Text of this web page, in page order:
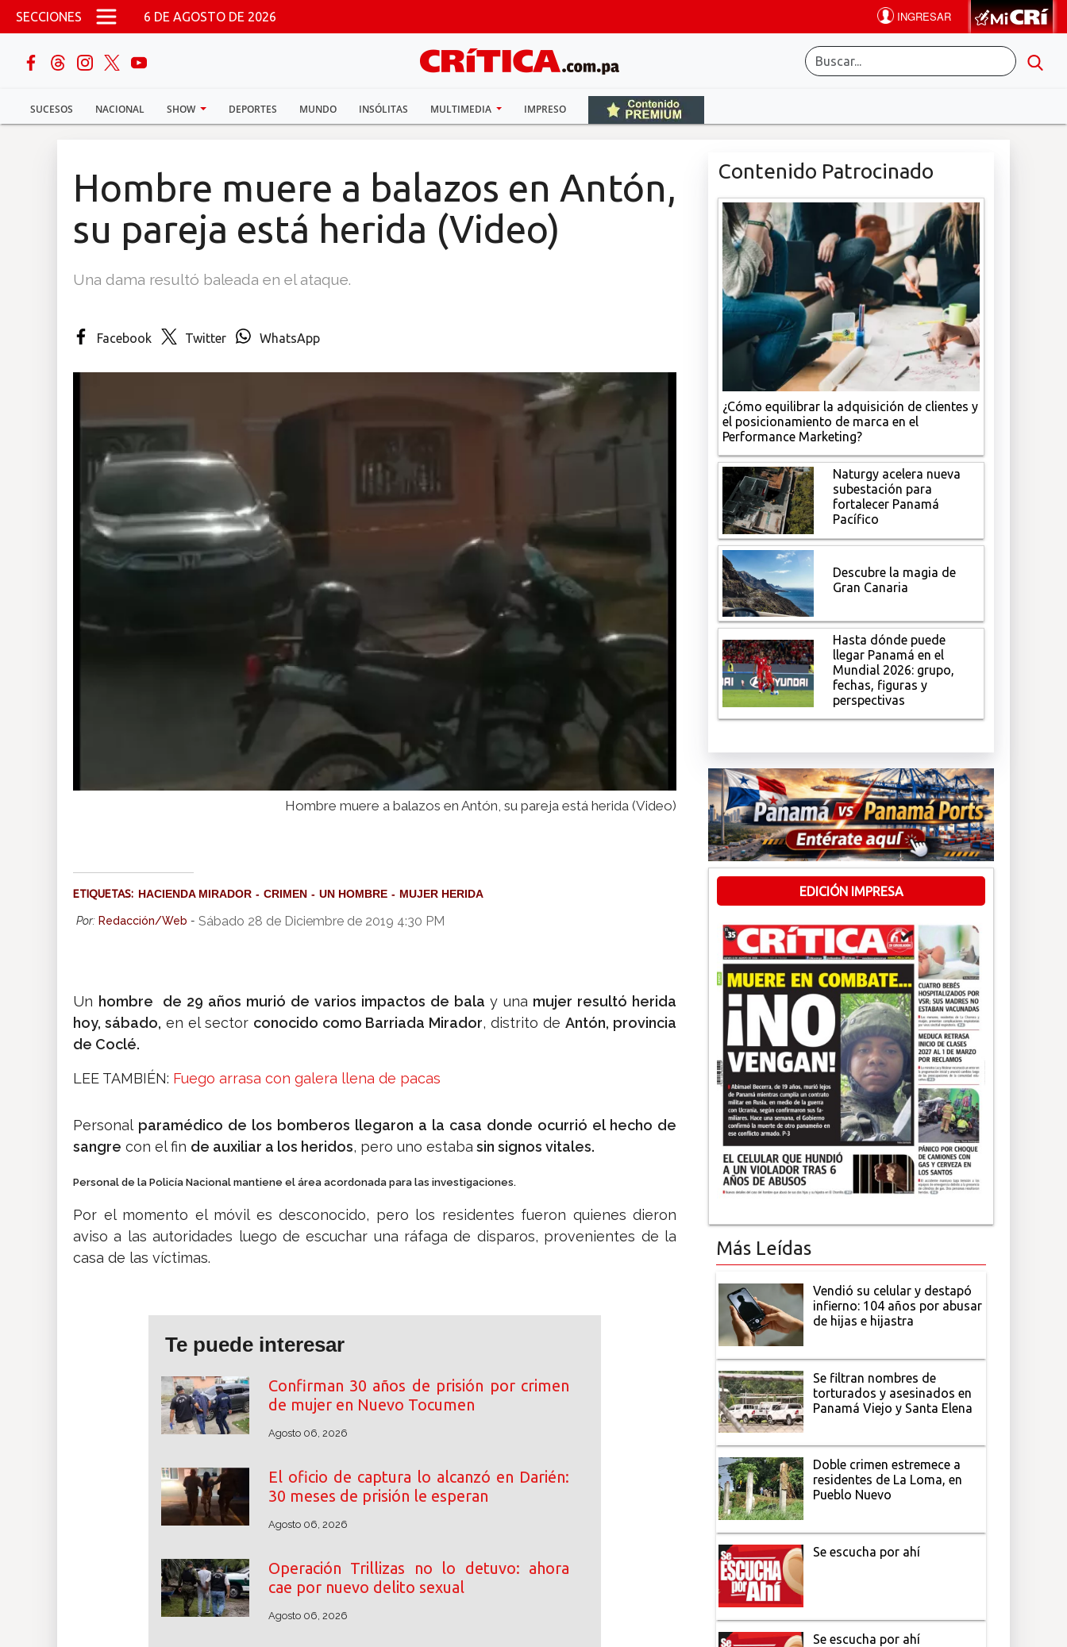
Pasar al contenido principal
SECCIONES 6 DE AGOSTO DE 2026
SUCESOS NACIONAL SHOW DEPORTES MUNDO INSÓLITAS MULTIMEDIA IMPRESO
buscar
Sucesos
Multimedia
Hombre muere a balazos en Antón,
su pareja está herida (Video)
Una dama resultó baleada en el ataque.
Facebook Twitter WhatsApp
Hombre muere a balazos en Antón, su pareja está herida (Video)
ETIQUETAS: HACIENDA MIRADOR CRIMEN UN HOMBRE MUJER HERIDA
Por: Redacción/Web - Sábado 28 de Diciembre de 2019 4:30 PM
Un hombre de 29 años murió de varios impactos de bala y una mujer resultó herida
hoy, sábado, en el sector conocido como Barriada Mirador, distrito deAntón, provincia
de Coclé.
LEE TAMBIÉN: Fuego arrasa con galera llena de pacas
Personal paramédico de los bomberos llegaron a la casa donde ocurrió el hecho de
sangre con el fin de auxiliar a los heridos, pero uno estaba sin signos vitales.
Personal de la Policía Nacional mantiene el área acordonada para las investigaciones.
Por el momento el móvil es desconocido, pero los residentes fueron quienes dieron
aviso a las autoridades luego de escuchar una ráfaga de disparos, provenientes de la
casa de las víctimas.
Te puede interesar
Confirman 30 años de prisión por crimen
de mujer en Nuevo Tocumen
Agosto 06, 2026
El oficio de captura lo alcanzó en Darién:
30 meses de prisión le esperan
Agosto 06, 2026
Operación Trillizas no lo detuvo: ahora
cae por nuevo delito sexual
Agosto 06, 2026
Contenido Patrocinado
¿Cómo equilibrar la adquisición de clientes y
el posicionamiento de marca en el
Performance Marketing?
Naturgy acelera nueva
subestación para
fortalecer Panamá
Pacífico
Descubre la magia de
Gran Canaria
Hasta dónde puede
llegar Panamá en el
Mundial 2026: grupo,
fechas, figuras y
perspectivas
EDICIÓN IMPRESA
Más Leídas
Vendió su celular y destapó
infierno: 104 años por abusar
de hijas e hijastra
Se filtran nombres de
torturados y asesinados en
Panamá Viejo y Santa Elena
Doble crimen estremece a
residentes de La Loma, en
Pueblo Nuevo
Se escucha por ahí
Se escucha por ahí